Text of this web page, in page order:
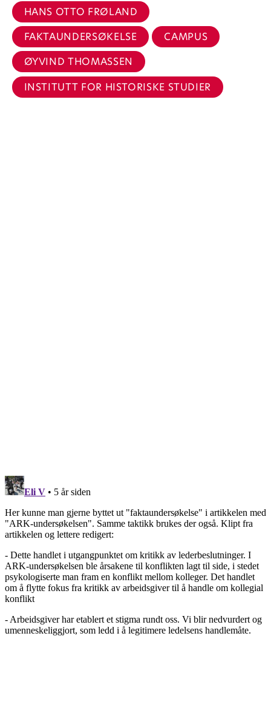
HANS OTTO FRØLAND
FAKTAUNDERSØKELSE
CAMPUS
ØYVIND THOMASSEN
INSTITUTT FOR HISTORISKE STUDIER